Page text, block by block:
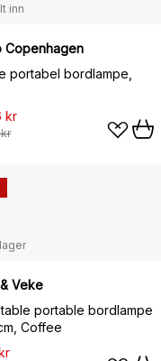
inn
Copenhagen
portabel bordlampe,
kr
Veke
portable bordlampe
Coffee